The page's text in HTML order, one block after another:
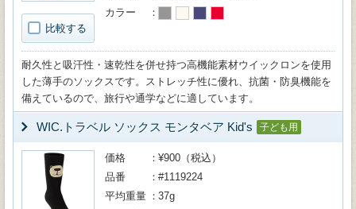
比較する
カラー
耐久性と吸汗性・速乾性を併せ持つ高機能素材ウイックロンを使用
した薄手のソックスです。ストレッチ性に優れ、抗菌・防臭機能を
備えているので、旅行や通学などに適しています。
WIC.トラベル ソックス モンタベア Kid's 子ども用
価格
¥900（税込）
品番
#1119224
平均重量
37g